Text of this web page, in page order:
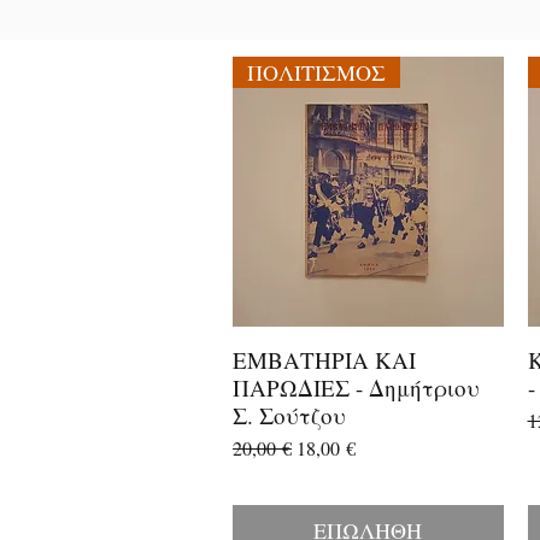
Γρήγορη προβολή
ΠΟΛΙΤΙΣΜΟΣ
ΕΜΒΑΤΗΡΙΑ ΚΑΙ
ΠΑΡΩΔΙΕΣ - Δημήτριου
Σ. Σούτζου
Κανονική τιμή
20,00 € Τιμή Έκπτωσης
18,00 €
ΕΠΩΛΗΘΗ